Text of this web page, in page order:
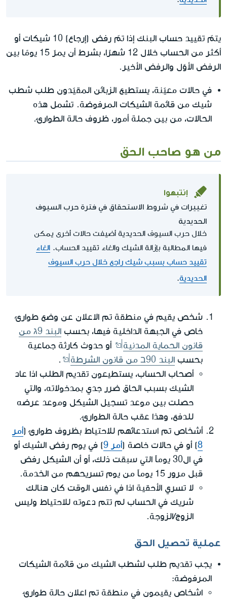
يتمّ تقييد حساب البنك إذا تمّ رفض (إرجاع) 10 شيكات أو
أكثر من الحساب خلال 12 شهرًا، بشرط أن يمرّ 15 يومًا بين
الرفض الأوّل والرفض الأخير.
في حالات معيّنة، يستطيع الزبائن المقيّدون طلب شطب
شيك من قائمة الشيكات المرفوضة. تشمل هذه
الحالات، من بين جملة أمور، ظروف حالة الطوارئ.
من هو صاحب الحق
إنتبهوا
تغييرات في شروط الاستحقاق في فترة حرب السيوف
الحديدية
خلال حرب السيوف الحديدية أضيفت حالات أخرى يمكن
فيها المطالبة بإزالة الشيك والغاء تقييد الحساب. الغاء
تقييد حساب بسبب شيك راجع خلال حرب السيوف
الحديدية.
شخص يقيم في منطقة تم الاعلان عن وضع طوارئ
خاص في الجبهة الداخلية فيها، بحسب
البند 9ג من
قانون الحماية المدنية
أو حدوث كارثة جماعية
بحسب البند 90ב من قانون الشرطة
.
أصحاب الحساب، يستطيعون تقديم الطلب اذا عاد
الشيك بسبب الحاق ضرر جدي بمدخولاته، والتي
حصلت بين موعد تسجيل الشيكل وموعد عرضه
للدفع، وهذا عقب حالة الطوارئ.
أشخاص تم استدعائهم للاحتياط بظروف طوارئ (أمر
8) أو في حالات خاصة (أمر 9
) في يوم رفض الشيك أو
في ال30 يوماً التي سبقت ذلك، أو أن الشيكل رفض
قبل مرور 15 يوماً من يوم تسريحهم من الخدمة.
لا تسري الأحقية اذا في نفس الوقت كان هنالك
شريك في الحساب لم تتم دعوته للاحتياط وليس
الزوج/الزوجة.
عملية تحصيل الحق
يجب تقديم طلب لشطب الشيك من قائمة الشيكات
المرفوضة:
اشخاص يقيمون في منطقة تم اعلان حالة طوارئ